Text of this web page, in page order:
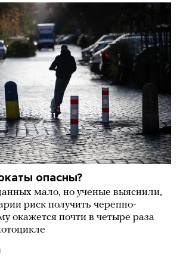
опасны?
мало, но ученые выяснили,
риск получить черепно-
окажется почти в четыре раза